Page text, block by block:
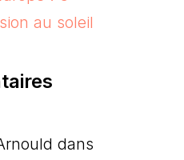
au soleil
dans